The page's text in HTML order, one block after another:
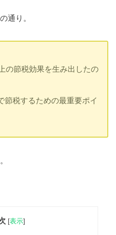
通り。
の節税効果を生み出したの
節税するための最重要ポイ
[表示]